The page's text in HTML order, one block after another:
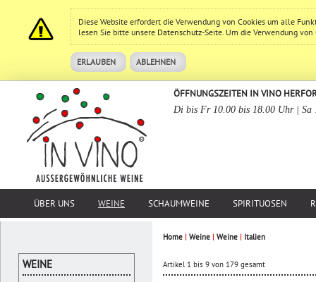
Diese Website erfordert die Verwendung von Cookies um alle
lesen Sie bitte unsere Datenschutz-Seite. Um die Verwendung
ERLAUBEN ABLEHNEN
ÖFFNUNGSZEITEN IN VINO
Di bis Fr 10.00 bis 18.00 Uhr | Sa
ÜBER UNS WEINE SCHAUMWEINE SPIRITUOSEN
Home | Weine | Weine | Italien
Artikel 1 bis 9 von 179 gesamt
WEINE